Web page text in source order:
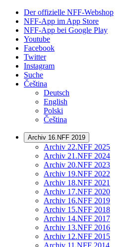
Der offizielle NFF-Webshop
NFF-App im App Store
NFF-App bei Google Play
Youtube
Facebook
Twitter
Instagram
Suche
Čeština
Deutsch
English
Polski
Čeština
Archiv 16.NFF 2019
Archiv 22.NFF 2025
Archiv 21.NFF 2024
Archiv 20.NFF 2023
Archiv 19.NFF 2022
Archiv 18.NFF 2021
Archiv 17.NFF 2020
Archiv 16.NFF 2019
Archiv 15.NFF 2018
Archiv 14.NFF 2017
Archiv 13.NFF 2016
Archiv 12.NFF 2015
Archiv 11.NFF 2014